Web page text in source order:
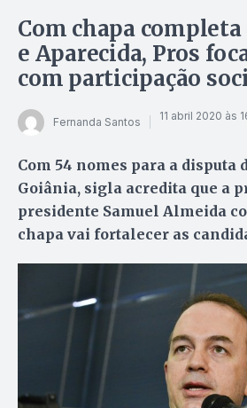
Com chapa
e Aparecida, Pros
com participação
Fernanda Santos 11 abril 2020 às
Com 54 nomes para a disputa
Goiânia, sigla acredita que a
presidente Samuel Almeida
chapa vai fortalecer as